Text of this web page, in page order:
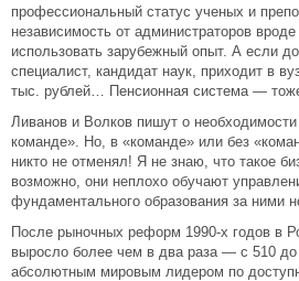
профессиональный статус ученых и
независимость от администраторов
использовать зарубежный опыт. А если
специалист, кандидат наук, приходит в
тыс. рублей… Пенсионная система —
Ливанов и Волков пишут о необходимости
команде». Но, в «команде» или без
никто не отменял! Я не знаю, что такое
возможно, они неплохо обучают
фундаментального образования за ними
После рыночных реформ 1990-х годов в
выросло более чем в два раза — с 510 до
абсолютным мировым лидером по